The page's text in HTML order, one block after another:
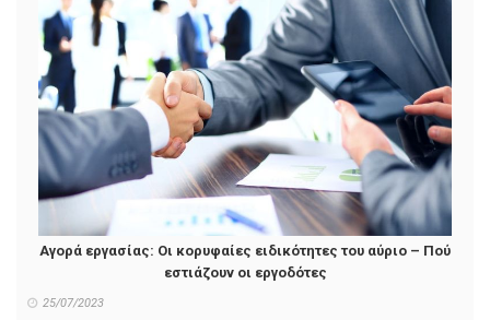
Αγορά εργασίας: Οι κορυφαίες ειδικότητες του αύριο – Πού
εστιάζουν οι εργοδότες
25/07/2023